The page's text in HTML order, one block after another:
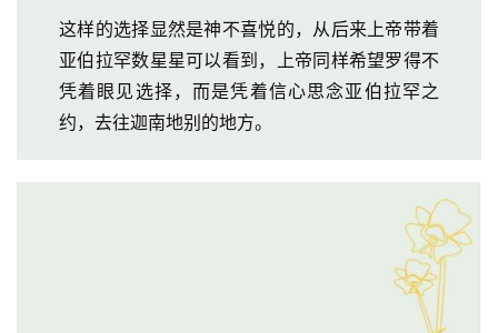
这样的选择显然是神不喜悦的，从后来上帝带着
亚伯拉罕数星星可以看到，上帝同样希望罗得不
凭着眼见选择，而是凭着信心思念亚伯拉罕之
约，去往迦南地别的地方。